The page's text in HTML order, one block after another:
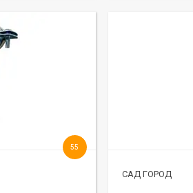
55
САД ГОРОД